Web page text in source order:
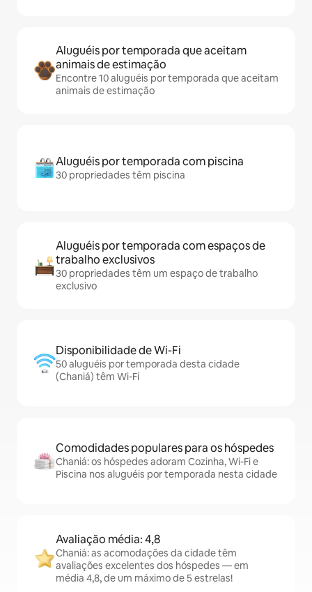
Aluguéis por temporada que aceitam
animais de estimação
Encontre 10 aluguéis por temporada que aceitam
animais de estimação
Aluguéis por temporada com piscina
30 propriedades têm piscina
Aluguéis por temporada com espaços de
trabalho exclusivos
30 propriedades têm um espaço de trabalho
exclusivo
Disponibilidade de Wi-Fi
50 aluguéis por temporada desta cidade
(Chaniá) têm Wi-Fi
Comodidades populares para os hóspedes
Chaniá: os hóspedes adoram Cozinha, Wi-Fi e
Piscina nos aluguéis por temporada nesta cidade
Avaliação média: 4,8
Chaniá: as acomodações da cidade têm
avaliações excelentes dos hóspedes — em
média 4,8, de um máximo de 5 estrelas!